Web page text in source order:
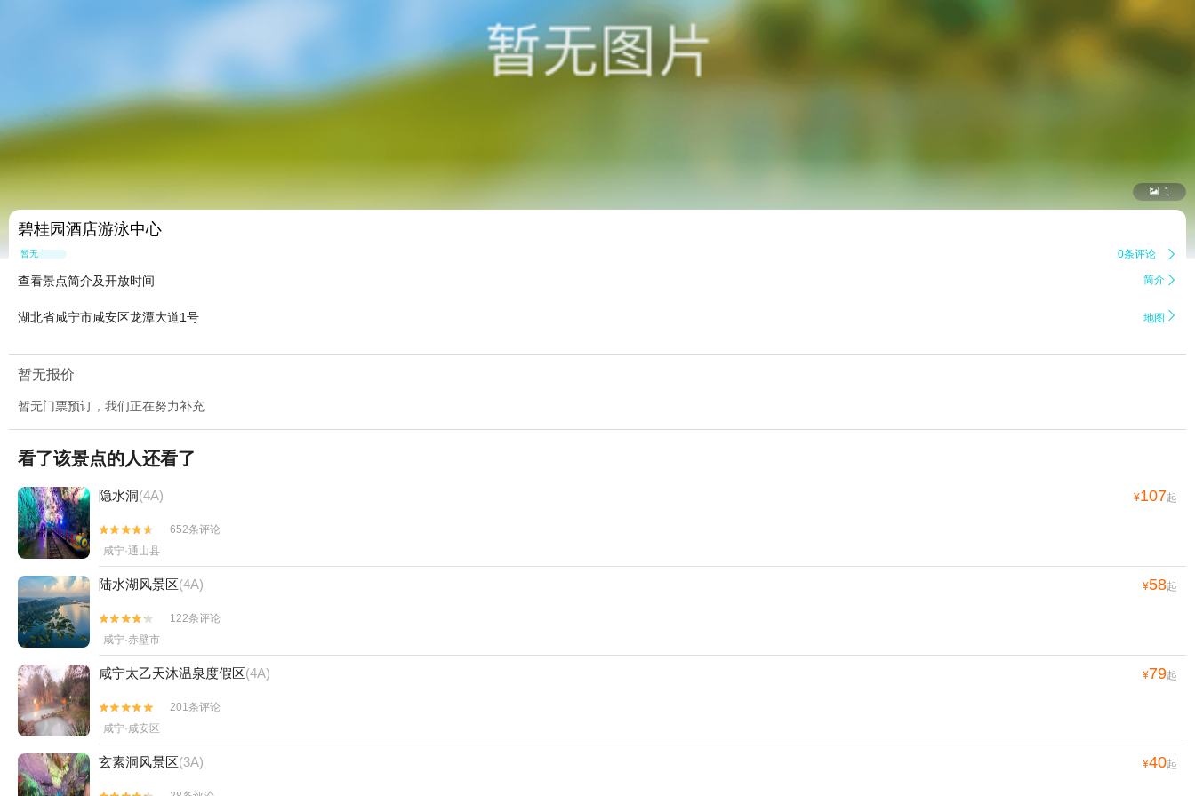
 1
碧桂园酒店游泳中心
暂无点评 0条评论 
查看景点简介及开放时间 简介 
湖北省咸宁市咸安区龙潭大道1号 地图 
暂无报价
暂无门票预订，我们正在努力补充
看了该景点的人还看了
隐水洞(4A) ¥107起


652条评论
咸宁·通山县
陆水湖风景区(4A) ¥58起


122条评论
咸宁·赤壁市
咸宁太乙天沐温泉度假区(4A) ¥79起


201条评论
咸宁·咸安区
玄素洞风景区(3A) ¥40起